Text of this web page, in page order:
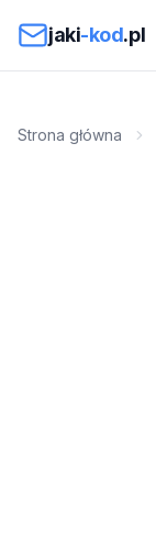
jaki-kod.pl
Strona główna